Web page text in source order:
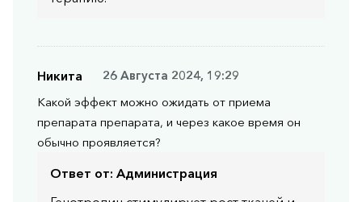
Никита
26 Августа 2024, 19:29
Какой эффект можно ожидать от приема
препарата препарата, и через какое время он
обычно проявляется?
Ответ от: Администрация